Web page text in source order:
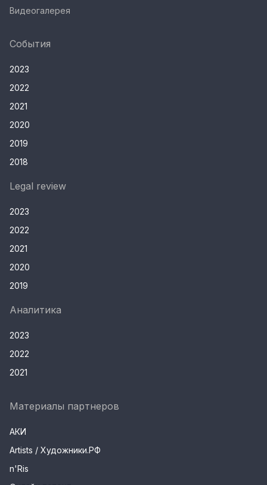
Видеогалерея
События
2023
2022
2021
2020
2019
2018
Legal review
2023
2022
2021
2020
2019
Аналитика
2023
2022
2021
Материалы партнеров
АКИ
Artists / Художники.РФ
n'Ris